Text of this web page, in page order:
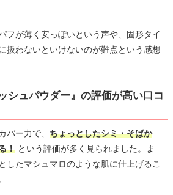
フが薄く安っぽいという声や、固形タイ
扱わないといけないのが難点という感想
シュパウダー』の評価が高い口コ
バー力で、 ちょっとしたシミ・そばか
！ という評価が多く見られました。ま
したマシュマロのような肌に仕上げるこ